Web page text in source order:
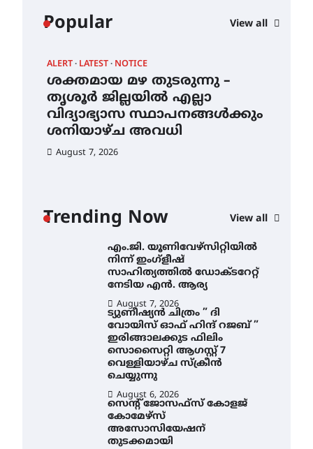
Popular View all
ALERT LATEST NOTICE
ശക്തമായ മഴ തുടരുന്നു –
തൃശൂർ ജില്ലയിൽ എല്ലാ
വിദ്യാഭ്യാസ സ്ഥാപനങ്ങൾക്കും
ശനിയാഴ്ച അവധി
August 7, 2026
Trending Now View all
എക്സ്പോയുമായി എസ്
August 6, 2026
സർഗ്ഗസാഹിതി-
കവിതാസംഗമം 2026 കവിതാ
ചർച്ച കാട്ടൂർ, ടി. കെ. ബാലൻ
ഹാളിൽ 16ന്
August 6, 2026
ശനിയാഴ്ച അവധി
എം.ജി. യൂണിവേഴ്‌സിറ്റിയിൽ
നിന്ന് ഇംഗ്ളീഷ്
സാഹിത്യത്തിൽ ഡോക്ടറേറ്റ്
നേടിയ എൻ. ആര്യ
August 7, 2026
ട്യുണീഷ്യൻ ചിത്രം ” ദി
വോയിസ് ഓഫ് ഹിന്ദ് റജബ് ”
ഇരിങ്ങാലക്കുട ഫിലിം
സൊസൈറ്റി ആഗസ്റ്റ് 7
വെള്ളിയാഴ്ച സ്‌ക്രീൻ
ചെയ്യുന്നു
August 6, 2026
സെന്റ് ജോസഫ്സ് കോളജ്
കോമേഴ്‌സ്
അസോസിയേഷന്
തുടക്കമായി